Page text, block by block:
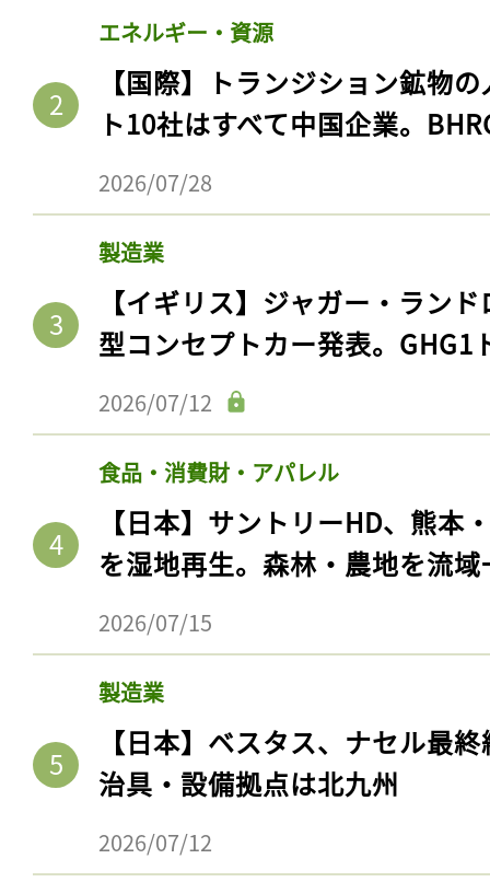
エネルギー・資源
【国際】トランジション鉱物
ト10社はすべて中国企業。
2026/07/28
製造業
【イギリス】ジャガー・ラン
型コンセプトカー発表。GHG1
2026/07/12
食品・消費財・アパレル
【日本】サントリーHD、熊本
を湿地再生。森林・農地を流
2026/07/15
製造業
【日本】ベスタス、ナセル最
治具・設備拠点は北九州
2026/07/12